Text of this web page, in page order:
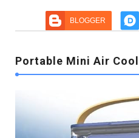
BLOGGER
Portable Mini Air